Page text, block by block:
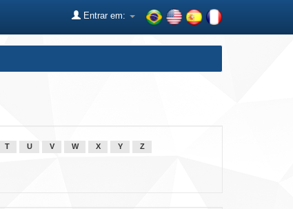
Entrar em:
T U V W X Y Z